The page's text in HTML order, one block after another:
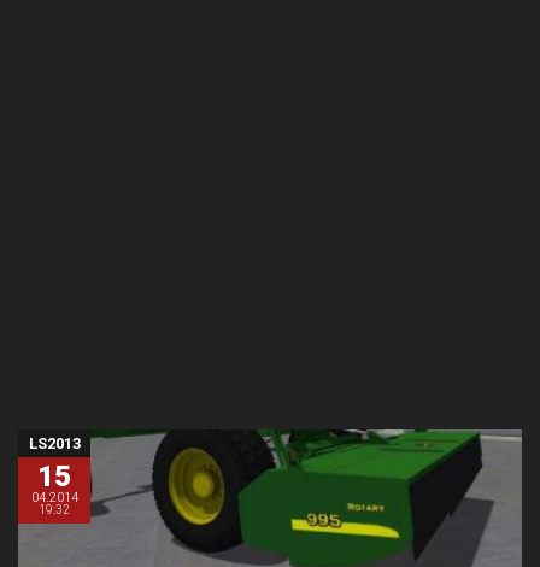
LS2013
15
04.2014
19:32